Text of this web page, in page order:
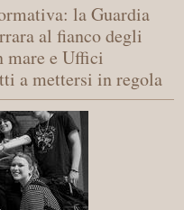
la Guardia
al fianco degli
mare e Uffici
a mettersi in regola